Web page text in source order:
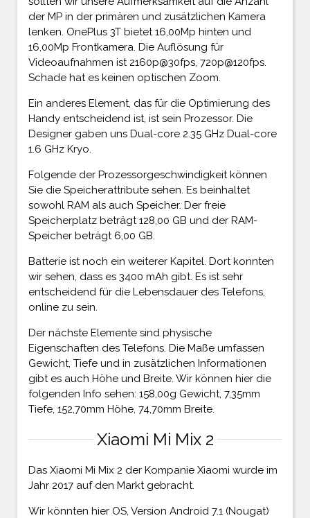
der MP in der primären und zusätzlichen Kamera
lenken. OnePlus 3T bietet 16,00Mp hinten und
16,00Mp Frontkamera. Die Auflösung für
Videoaufnahmen ist 2160p@30fps, 720p@120fps.
Schade hat es keinen optischen Zoom.
Ein anderes Element, das für die Optimierung des
Handy entscheidend ist, ist sein Prozessor. Die
Designer gaben uns Dual-core 2.35 GHz Dual-core
1.6 GHz Kryo.
Folgende der Prozessorgeschwindigkeit können
Sie die Speicherattribute sehen. Es beinhaltet
sowohl RAM als auch Speicher. Der freie
Speicherplatz beträgt 128,00 GB und der RAM-
Speicher beträgt 6,00 GB.
Batterie ist noch ein weiterer Kapitel. Dort konnten
wir sehen, dass es 3400 mAh gibt. Es ist sehr
entscheidend für die Lebensdauer des Telefons,
online zu sein.
Der nächste Elemente sind physische
Eigenschaften des Telefons. Die Maße umfassen
Gewicht, Tiefe und in zusätzlichen Informationen
gibt es auch Höhe und Breite. Wir können hier die
folgenden Info sehen: 158,00g Gewicht, 7,35mm
Tiefe, 152,70mm Höhe, 74,70mm Breite.
Xiaomi Mi Mix 2
Das Xiaomi Mi Mix 2 der Kompanie Xiaomi wurde im
Jahr 2017 auf den Markt gebracht.
Wir könnten hier OS, Version Android 7.1 (Nougat)